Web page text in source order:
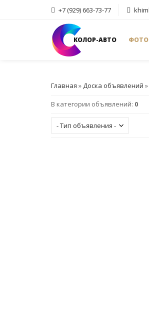
+7 (929) 663-73-77
КОЛОР-АВТО ФОТО
Главная »Доска объявлений »
В категории объявлений: 0